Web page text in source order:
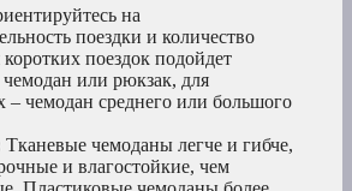
на
поездки и количество
поездок подойдет
или рюкзак, для
– чемодан среднего или большого
Тканевые чемоданы легче и гибче,
и влагостойкие, чем